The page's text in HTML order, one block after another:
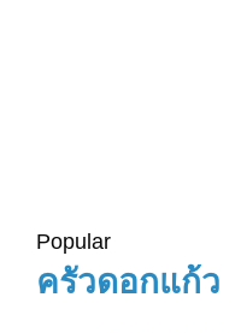
Popular
ครัวดอกแก้ว